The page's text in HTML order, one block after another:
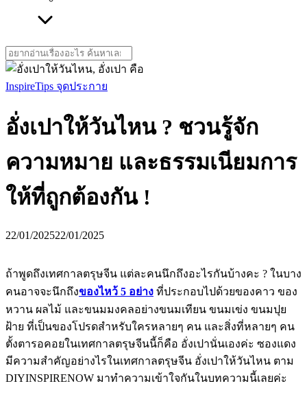
Search
for:
InspireTips จุดประกาย
อั่งเปาให้วันไหน ? ชวนรู้จัก
ความหมาย และธรรมเนียมการ
ให้ที่ถูกต้องกัน !
22/01/202522/01/2025
ถ้าพูดถึงเทศกาลตรุษจีน แต่ละคนนึกถึงอะไรกันบ้างคะ ? ในบาง
คนอาจจะนึกถึงของไหว้ 5 อย่าง ที่ประกอบไปด้วยของคาว ของ
หวาน ผลไม้ และขนมมงคลอย่างขนมเทียน ขนมเข่ง ขนมปุย
ฝ้าย ที่เป็นของโปรดสำหรับใครหลายๆ คน และสิ่งที่หลายๆ คน
ตั้งตารอคอยในเทศกาลตรุษจีนนี้ก็คือ อั่งเปานั่นเองค่ะ ซองแดง
มีความสำคัญอย่างไรในเทศกาลตรุษจีน อั่งเปาให้วันไหน ตาม
DIYINSPIRENOW มาทำความเข้าใจกันในบทความนี้เลยค่ะ